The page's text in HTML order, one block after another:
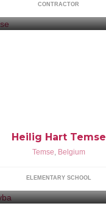
CONTRACTOR
Heilig Hart Temse
Temse, Belgium
ELEMENTARY SCHOOL